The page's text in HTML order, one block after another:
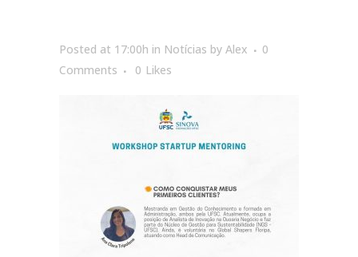
Posted at 17:00h in Notícias by Alex
0
Comments
0 Likes